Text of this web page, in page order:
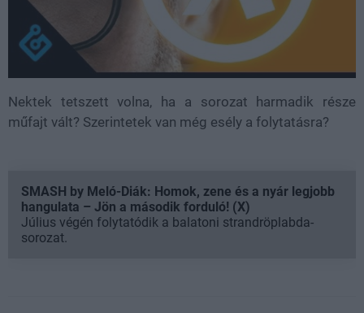
Nektek tetszett volna, ha a sorozat harmadik része
műfajt vált? Szerintetek van még esély a folytatásra?
SMASH by Meló-Diák: Homok, zene és a nyár legjobb
hangulata – Jön a második forduló! (X)
Július végén folytatódik a balatoni strandröplabda-
sorozat.